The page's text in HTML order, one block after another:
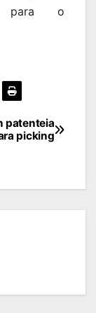
para o
patenteia
picking